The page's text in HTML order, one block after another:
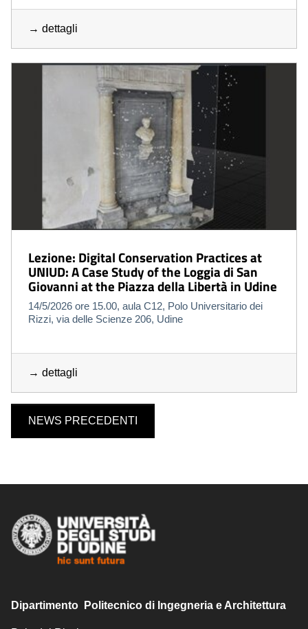
→ dettagli
Lezione: Digital Conservation Practices at
UNIUD: A Case Study of the Loggia di San
Giovanni at the Piazza della Libertà in Udine
14/5/2026 ore 15.00, aula C12, Polo Universitario dei
Rizzi, via delle Scienze 206, Udine
→ dettagli
NEWS PRECEDENTI
Dipartimento Politecnico di Ingegneria e Architettura